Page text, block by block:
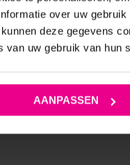
over uw
deze gegevens
van uw gebruik van hun
AANPASSEN